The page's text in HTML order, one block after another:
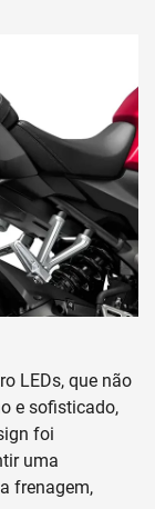
LEDs, que não
e sofisticado,
foi
uma
frenagem,